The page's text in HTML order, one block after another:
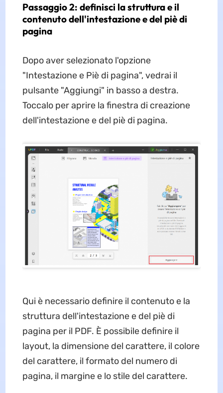
Passaggio 2: definisci la struttura e il
contenuto dell'intestazione e del piè di
pagina
Dopo aver selezionato l'opzione
"Intestazione e Piè di pagina", vedrai il
pulsante "Aggiungi" in basso a destra.
Toccalo per aprire la finestra di creazione
dell'intestazione e del piè di pagina.
Qui è necessario definire il contenuto e la
struttura dell'intestazione e del piè di
pagina per il PDF. È possibile definire il
layout, la dimensione del carattere, il colore
del carattere, il formato del numero di
pagina, il margine e lo stile del carattere.